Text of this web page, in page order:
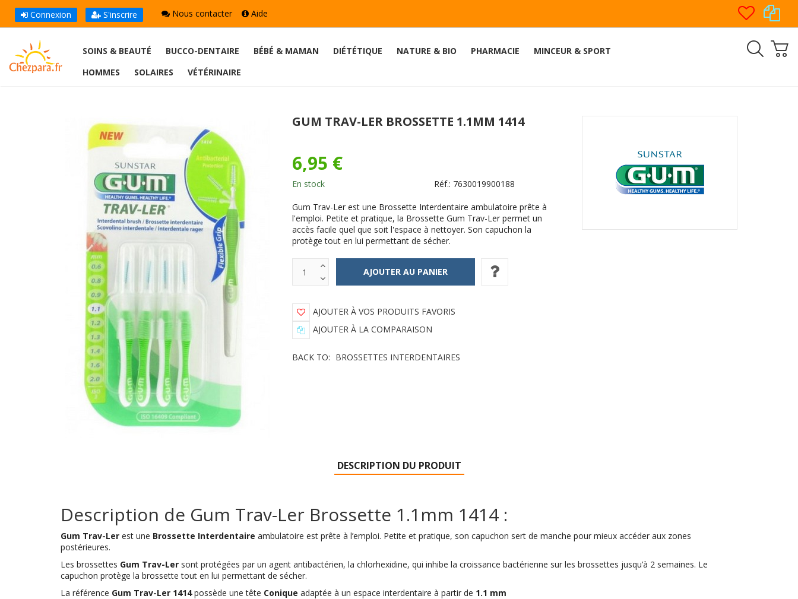
Connexion S'inscrire Nous contacter Aide
SOINS & BEAUTÉ BUCCO-DENTAIRE BÉBÉ & MAMAN DIÉTÉTIQUE NATURE & BIO PHARMACIE
MINCEUR & SPORT
HOMMES
SOLAIRES VÉTÉRINAIRE
GUM TRAV-LER BROSSETTE 1.1MM 1414
6,95 €
En stock Réf.: 7630019900188
Gum Trav-Ler est une Brossette Interdentaire ambulatoire prête à
l'emploi. Petite et pratique, la Brossette Gum Trav-Ler permet un
accès facile quel que soit l'espace à nettoyer. Son capuchon la
protège tout en lui permettant de sécher.
AJOUTER À VOS PRODUITS FAVORIS
AJOUTER À LA COMPARAISON
BACK TO: BROSSETTES INTERDENTAIRES
DESCRIPTION DU PRODUIT
Description de Gum Trav-Ler Brossette 1.1mm 1414 :
Gum Trav-Ler est une Brossette Interdentaire ambulatoire est prête à l’emploi. Petite et pratique, son capuchon sert de manche pour mieux accéder aux zones
postérieures.
Les brossettes Gum Trav-Ler sont protégées par un agent antibactérien, la chlorhexidine, qui inhibe la croissance bactérienne sur les brossettes jusqu’à 2 semaines. Le
capuchon protège la brossette tout en lui permettant de sécher.
La référence Gum Trav-Ler 1414 possède une tête Conique adaptée à un espace interdentaire à partir de 1.1 mm